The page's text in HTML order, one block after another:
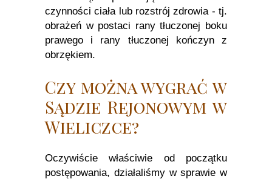
czynności ciała lub rozstrój zdrowia - tj.
obrażeń w postaci rany tłuczonej boku
prawego i rany tłuczonej kończyn z
obrzękiem.
Czy można wygrać w
Sądzie Rejonowym w
Wieliczce?
Oczywiście właściwie od początku
postępowania, działaliśmy w sprawie w